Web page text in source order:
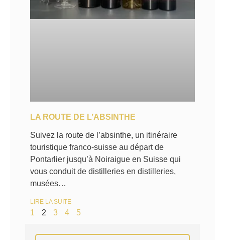
LA ROUTE DE L’ABSINTHE
Suivez la route de l’absinthe, un itinéraire
touristique franco-suisse au départ de
Pontarlier jusqu’à Noiraigue en Suisse qui
vous conduit de distilleries en distilleries,
musées…
LIRE LA SUITE
1 2 3 4 5